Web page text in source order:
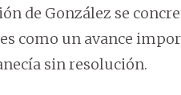
de González se
como un avance
sin resolución.